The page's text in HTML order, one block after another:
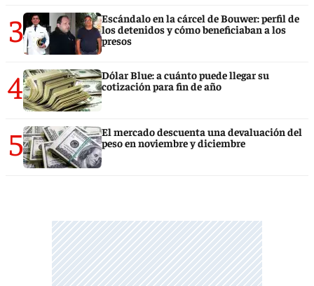
3
Escándalo en la cárcel de Bouwer: perfil de
los detenidos y cómo beneficiaban a los
presos
4
Dólar Blue: a cuánto puede llegar su
cotización para fin de año
5
El mercado descuenta una devaluación del
peso en noviembre y diciembre